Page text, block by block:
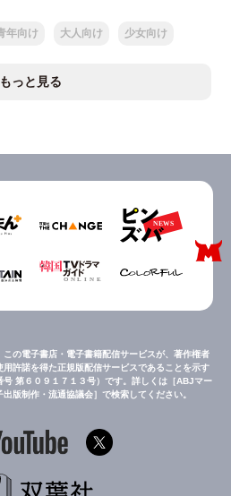
年向け 大人向け 少女向け
もっと見る
この電子書店・電子書籍配信サービスが、著作権者
用許諾を得た正規版配信サービスであることを示す
号 第６０９１７１３号）です。詳しくは［ABJマー
出版制作・流通協議会］で検索してください。